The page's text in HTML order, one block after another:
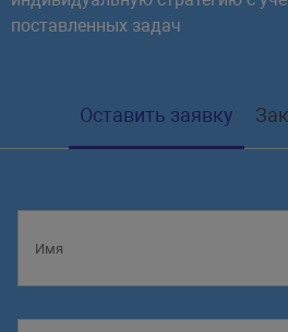
поставленных задач
Оставить заявку